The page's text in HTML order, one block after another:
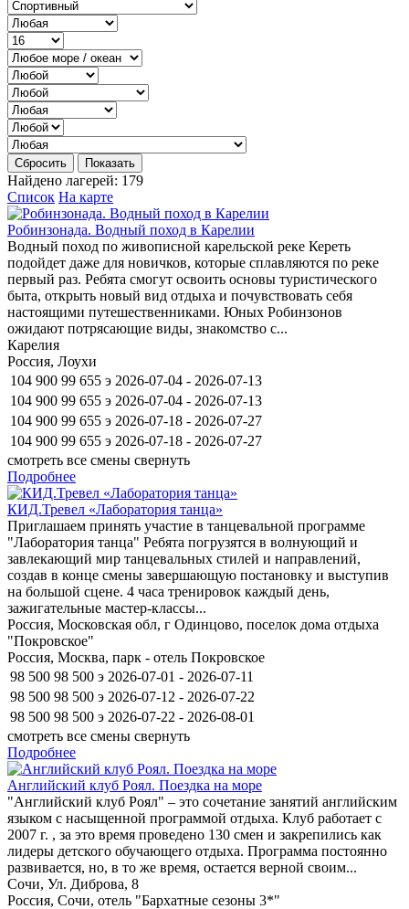
Сбросить Показать
Найдено лагерей: 179
Список На карте
Робинзонада. Водный поход в Карелии
Водный поход по живописной карельской реке Кереть
подойдет даже для новичков, которые сплавляются по реке
первый раз. Ребята смогут освоить основы туристического
быта, открыть новый вид отдыха и почувствовать себя
настоящими путешественниками. Юных Робинзонов
ожидают потрясающие виды, знакомство с...
Карелия
Россия, Лоухи
104 900 99 655 э 2026-07-04 - 2026-07-13
104 900 99 655 э 2026-07-04 - 2026-07-13
104 900 99 655 э 2026-07-18 - 2026-07-27
104 900 99 655 э 2026-07-18 - 2026-07-27
смотреть все смены свернуть
Подробнее
КИД.Тревел «Лаборатория танца»
Приглашаем принять участие в танцевальной программе
"Лаборатория танца" Ребята погрузятся в волнующий и
завлекающий мир танцевальных стилей и направлений,
создав в конце смены завершающую постановку и выступив
на большой сцене. 4 часа тренировок каждый день,
зажигательные мастер-классы...
Россия, Московская обл, г Одинцово, поселок дома отдыха
"Покровское"
Россия, Москва, парк - отель Покровское
98 500 98 500 э 2026-07-01 - 2026-07-11
98 500 98 500 э 2026-07-12 - 2026-07-22
98 500 98 500 э 2026-07-22 - 2026-08-01
смотреть все смены свернуть
Подробнее
Английский клуб Роял. Поездка на море
"Английский клуб Роял" – это сочетание занятий английским
языком с насыщенной программой отдыха. Клуб работает с
2007 г. , за это время проведено 130 смен и закрепились как
лидеры детского обучающего отдыха. Программа постоянно
развивается, но, в то же время, остается верной своим...
Сочи, Ул. Диброва, 8
Россия, Сочи, отель "Бархатные сезоны 3*"